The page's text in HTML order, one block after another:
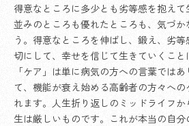
得意なところに多少とも劣等感を抱えて
並みのところも優れたところも、気づか
う。得意なところを伸ばし、鍛え、劣
切にして、幸せを信じて生きていくこと
「ケア」は単に病気の方への言葉では
て、機能が衰え始める高齢者の方々へ
れます。人生折り返しのミッドライフ
生は厳しいものです。これが本当の自